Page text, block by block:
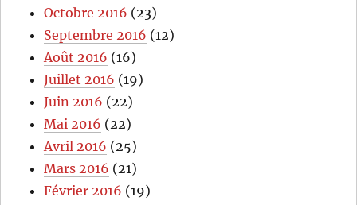
Octobre 2016 (23)
Septembre 2016 (12)
Août 2016 (16)
Juillet 2016 (19)
Juin 2016 (22)
Mai 2016 (22)
Avril 2016 (25)
Mars 2016 (21)
Février 2016 (19)